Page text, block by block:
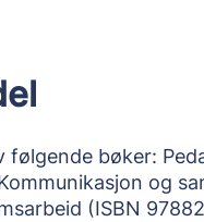
følgende bøker:
og
(ISBN